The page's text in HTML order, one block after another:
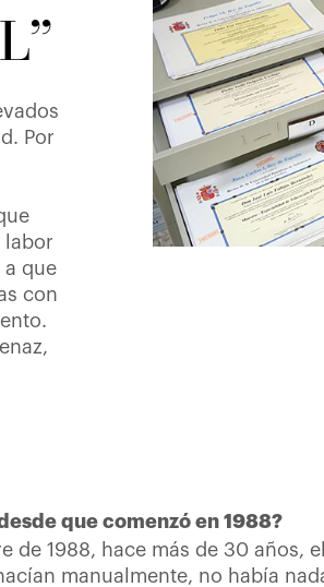
Por
labor
que
con
que comenzó en 1988?
de 1988, hace más de 30 años,
manualmente, no había